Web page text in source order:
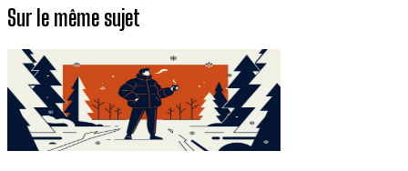
Sur le même sujet